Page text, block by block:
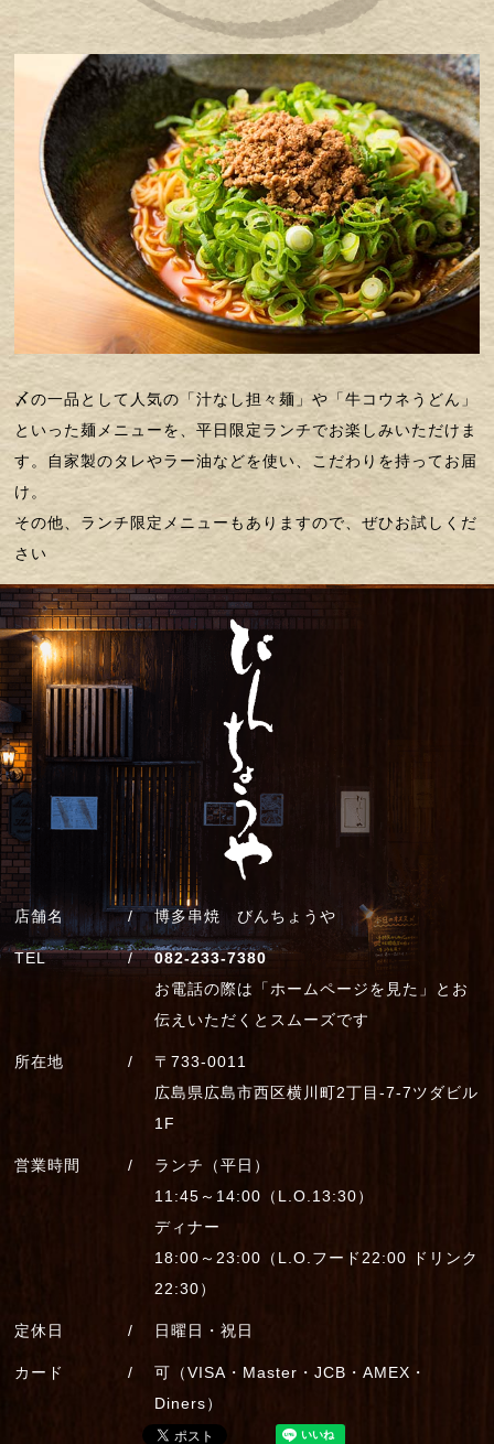
〆の一品として人気の「汁なし担々麺」や「牛コウネうどん」
といった麺メニューを、平日限定ランチでお楽しみいただけま
す。自家製のタレやラー油などを使い、こだわりを持ってお届
け。
その他、ランチ限定メニューもありますので、ぜひお試しくだ
さい
店舗名 博多串焼 びんちょうや
TEL
082-233-7380
お電話の際は「ホームページを見た」とお
伝えいただくとスムーズです
所在地
〒733-0011
広島県広島市西区横川町2丁目-7-7ツダビル
1F
営業時間
ランチ（平日）
11:45～14:00（L.O.13:30）
ディナー
18:00～23:00（L.O.フード22:00 ドリンク
22:30）
定休日 日曜日・祝日
カード
可（VISA・Master・JCB・AMEX・
Diners）